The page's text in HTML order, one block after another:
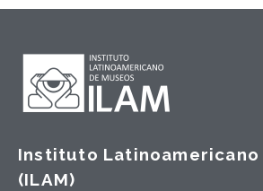
Instituto Latinoamericano
(ILAM)